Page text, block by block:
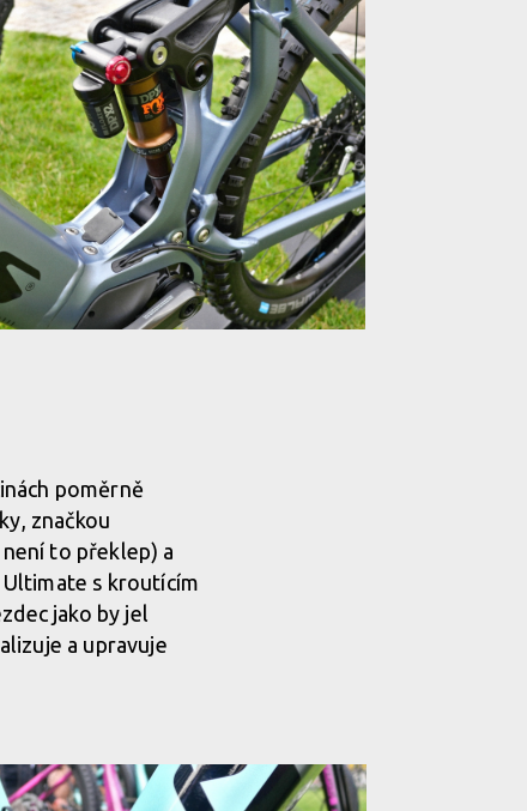
poměrně
značkou
to překlep) a
Ultimate s kroutícím
jako by jel
a upravuje